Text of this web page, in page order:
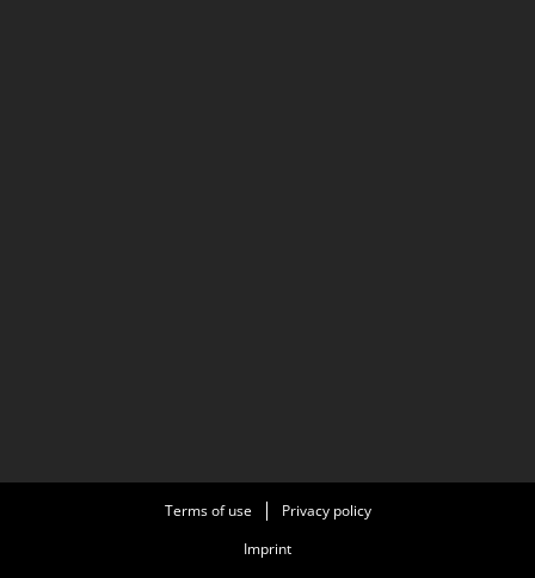
Terms of use
Privacy policy
Imprint